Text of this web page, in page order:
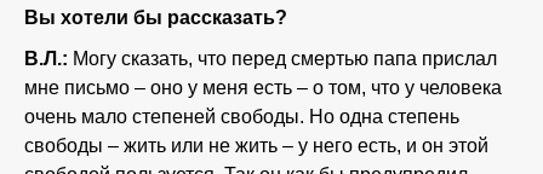
Вы хотели бы рассказать?
В.Л.: Могу сказать, что перед смертью папа прислал
мне письмо – оно у меня есть – о том, что у человека
очень мало степеней свободы. Но одна степень
свободы – жить или не жить – у него есть, и он этой